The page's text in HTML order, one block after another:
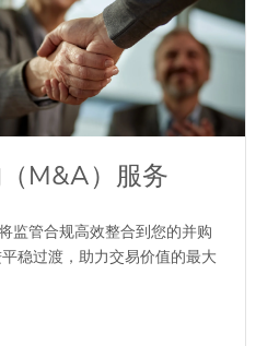
M&A）服务
监管合规高效整合到您的并购
稳过渡，助力交易价值的最大